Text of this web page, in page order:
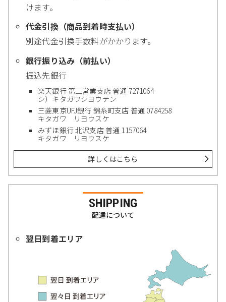
けます。
代金引換（商品到着時支払い）
別途代金引換手数料がかかります。
銀行振り込み（前払い）
振込先銀行
楽天銀行 第二営業支店 普通 7271064
シ）キタガワシヨウテン
三菱東京UFJ銀行 錦糸町支店 普通 0784258
キタガワ リヨウスケ
みずほ銀行 北沢支店 普通 1157064
キタガワ リヨウスケ
詳しくはこちら
SHIPPING
配達について
翌日到着エリア